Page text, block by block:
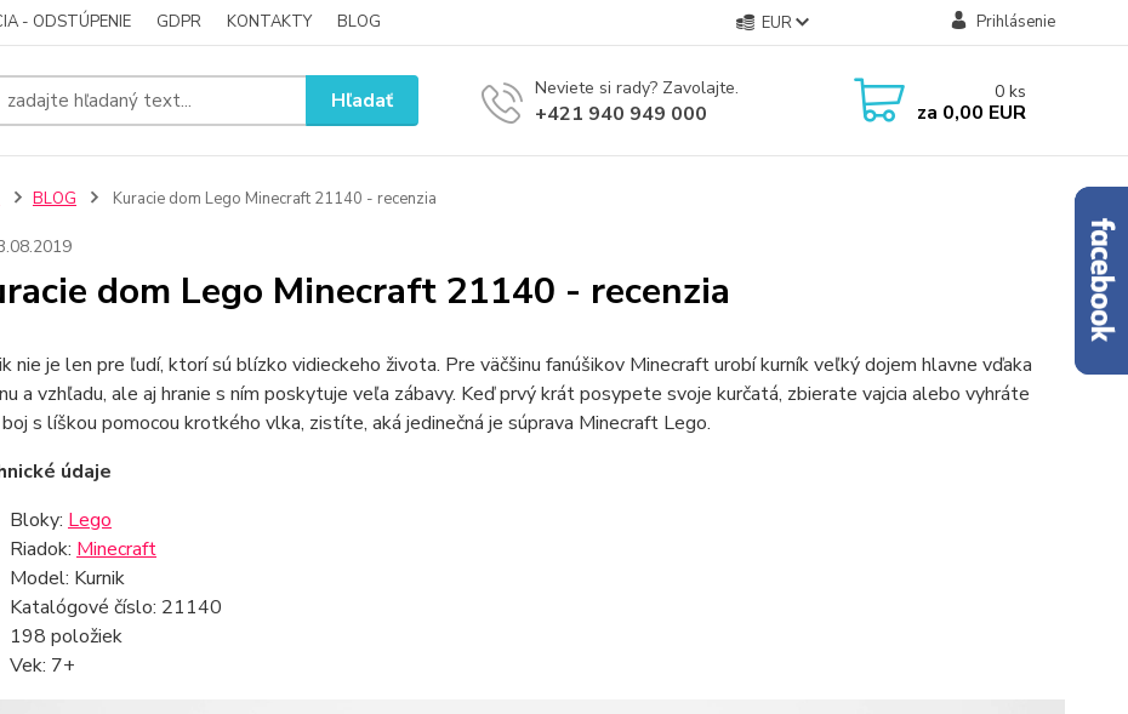
- ODSTÚPENIE GDPR KONTAKTY BLOG EUR Prihlásenie
Hľadať Neviete si rady? Zavolajte.
+421 940 949 000
0 ks
za 0,00 EUR
BLOG Kuracie dom Lego Minecraft 21140 - recenzia
.08.2019
dom Lego Minecraft 21140 - recenzia
nie je len pre ľudí, ktorí sú blízko vidieckeho života. Pre väčšinu fanúšikov Minecraft urobí kurník veľký dojem hlavne vďaka
a vzhľadu, ale aj hranie s ním poskytuje veľa zábavy. Keď prvý krát posypete svoje kurčatá, zbierate vajcia alebo vyhráte
s líškou pomocou krotkého vlka, zistíte, aká jedinečná je súprava Minecraft Lego.
údaje
Bloky: Lego
Riadok: Minecraft
Model: Kurnik
Katalógové číslo: 21140
198 položiek
Vek: 7+